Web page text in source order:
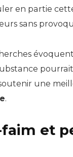
en partie
sans
une
.
et